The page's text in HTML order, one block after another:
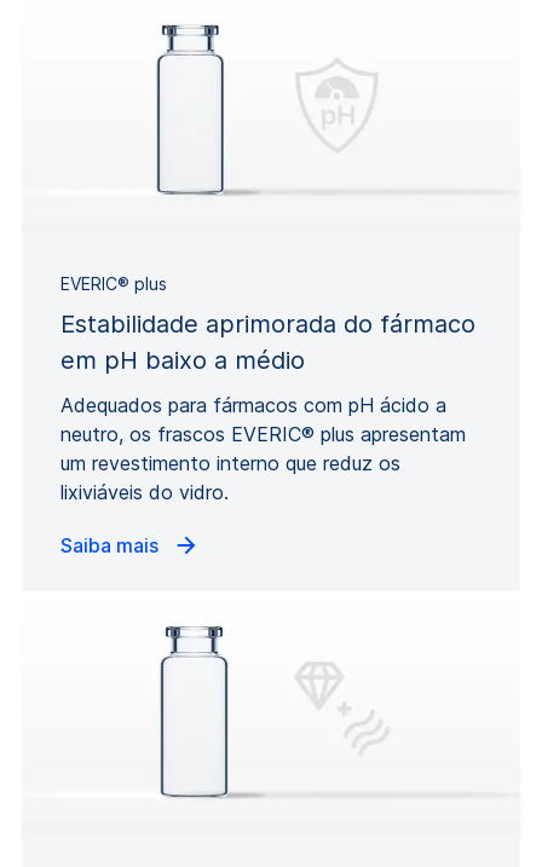
EVERIC® plus
Estabilidade aprimorada do fármaco
em pH baixo a médio
Adequados para fármacos com pH ácido a
neutro, os frascos EVERIC® plus apresentam
um revestimento interno que reduz os
lixiviáveis do vidro.
Saiba mais